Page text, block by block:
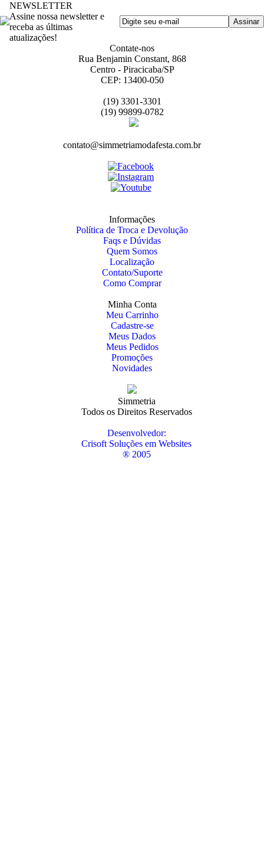
NEWSLETTER
Assine nossa newsletter e
receba as últimas
atualizações!
Contate-nos
Rua Benjamin Constant, 868
Centro - Piracicaba/SP
CEP: 13400-050
(19) 3301-3301
(19) 99899-0782
contato@simmetriamodafesta.com.br
Informações
Política de Troca e Devolução
Faqs e Dúvidas
Quem Somos
Localização
Contato/Suporte
Como Comprar
Minha Conta
Meu Carrinho
Cadastre-se
Meus Dados
Meus Pedidos
Promoções
Novidades
Simmetria
Todos os Direitos Reservados
Desenvolvedor:
Crisoft Soluções em Websites
® 2005